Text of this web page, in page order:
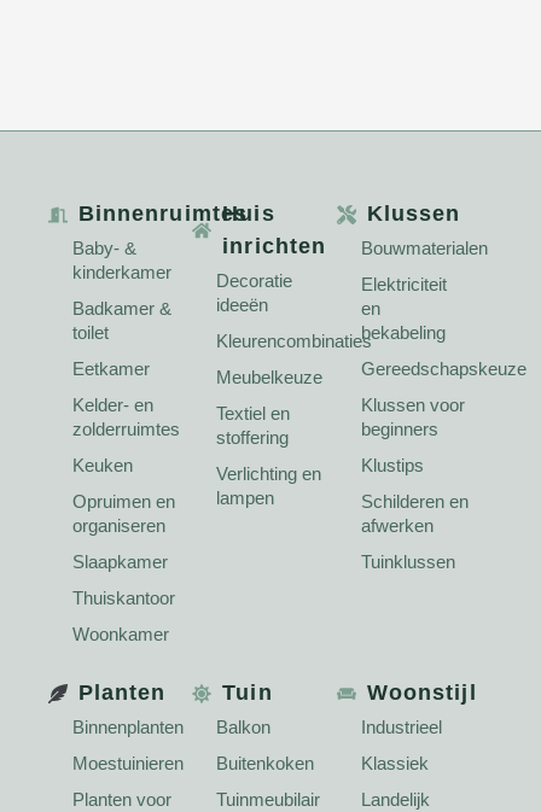
Binnenruimtes
Baby- &
kinderkamer
Badkamer &
toilet
Eetkamer
Kelder- en
zolderruimtes
Keuken
Opruimen en
organiseren
Slaapkamer
Thuiskantoor
Woonkamer
Huis
inrichten
Decoratie
ideeën
Kleurencombinaties
Meubelkeuze
Textiel en
stoffering
Verlichting en
lampen
Klussen
Bouwmaterialen
Elektriciteit
en
bekabeling
Gereedschapskeuze
Klussen voor
beginners
Klustips
Schilderen en
afwerken
Tuinklussen
Planten
Binnenplanten
Moestuinieren
Planten voor
Tuin
Balkon
Buitenkoken
Tuinmeubilair
Woonstijl
Industrieel
Klassiek
Landelijk